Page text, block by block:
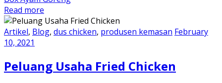
Read more
Artikel, Blog, dus chicken, produsen kemasan February
10, 2021
Peluang Usaha Fried Chicken